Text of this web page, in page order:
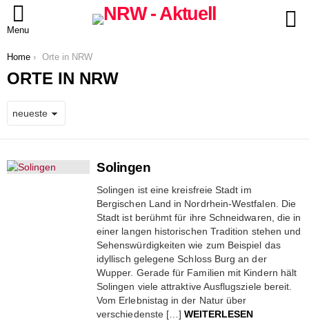
Menu
You are here:
Home Orte in NRW
ORTE IN NRW
MORE
Solingen
Solingen ist eine kreisfreie Stadt im
Bergischen Land in Nordrhein-Westfalen. Die
Stadt ist berühmt für ihre Schneidwaren, die in
einer langen historischen Tradition stehen und
Sehenswürdigkeiten wie zum Beispiel das
idyllisch gelegene Schloss Burg an der
Wupper. Gerade für Familien mit Kindern hält
Solingen viele attraktive Ausflugsziele bereit.
Vom Erlebnistag in der Natur über
verschiedenste […]WEITERLESEN